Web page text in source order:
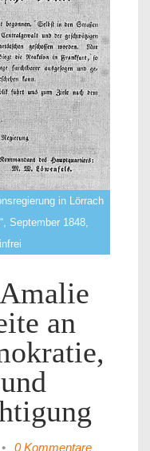
in Lörrach
September 1848,
an
• 0 Kommentare